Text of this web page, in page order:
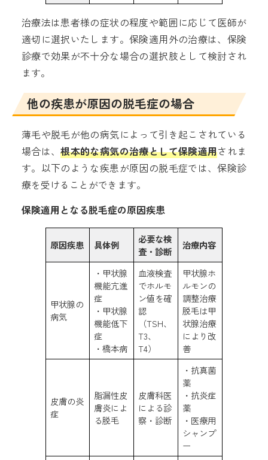
治療法は患者様の症状の程度や範囲に応じて医師が
適切に選択いたします。保険適用外の治療は、保険
診療で効果が不十分な場合の選択肢として検討され
ます。
他の疾患が原因の脱毛症の場合
薄毛や脱毛が他の病気によって引き起こされている
場合は、根本的な病気の治療として保険適用されま
す。以下のような疾患が原因の脱毛症では、保険診
療を受けることができます。
保険適用となる脱毛症の原因疾患
原因疾患 具体例
必要な検
査・診断
治療内容
甲状腺の
病気
・甲状腺
機能亢進
症
・甲状腺
機能低下
症
・橋本病
血液検査
でホルモ
ン値を確
認
（TSH、
T3、
T4）
甲状腺ホ
ルモンの
調整治療
脱毛は甲
状腺治療
により改
善
皮膚の炎
症
脂漏性皮
膚炎によ
る脱毛
皮膚科医
による診
察・診断
・抗真菌
薬
・抗炎症
薬
・医療用
シャンプ
ー